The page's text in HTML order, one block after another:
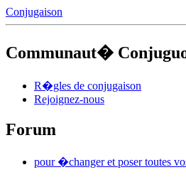
Conjugaison
Communaut�
R�gles de conjugaison
Rejoignez-nous
Forum
pour �changer et poser toutes